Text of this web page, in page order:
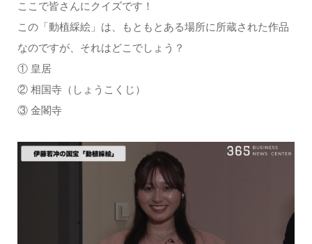
ここで皆さんにクイズです！
この「動植綵絵」は、もともとある場所に所蔵された作品
なのですが、それはどこでしょう？
① 皇居
② 相国寺（しょうこくじ）
③ 金閣寺